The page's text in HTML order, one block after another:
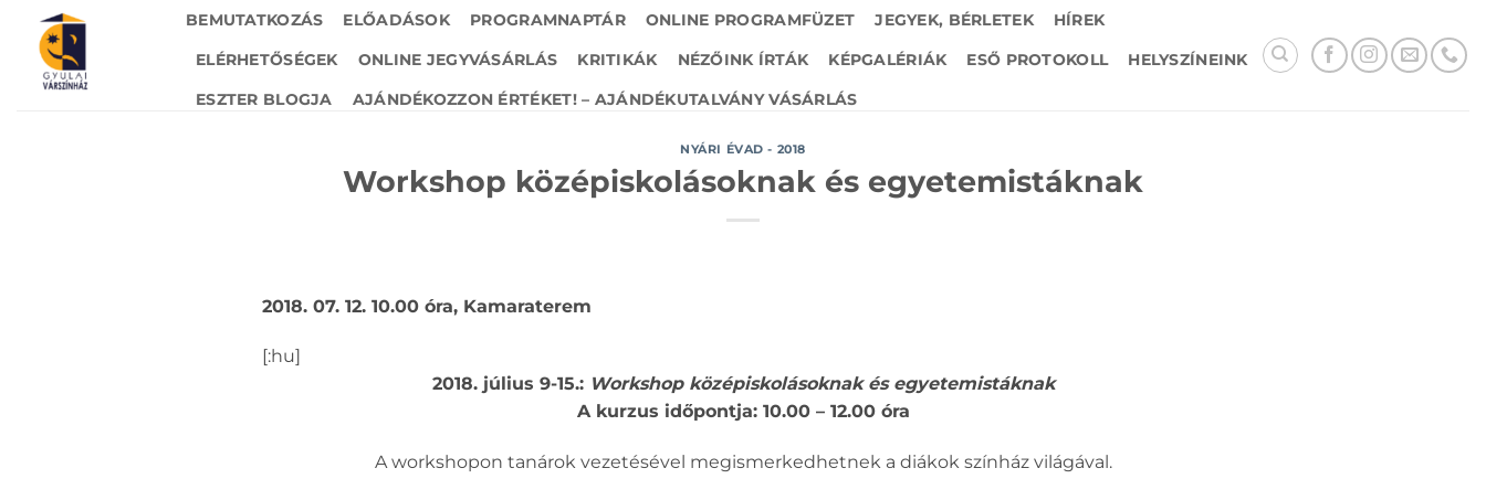
content
BEMUTATKOZÁS ELŐADÁSOK PROGRAMNAPTÁR ONLINE PROGRAMFÜZET JEGYEK, BÉRLETEK
HÍREK
ELÉRHETŐSÉGEK
ONLINE JEGYVÁSÁRLÁS KRITIKÁK NÉZŐINK ÍRTÁK KÉPGALÉRIÁK ESŐ PROTOKOLL
HELYSZÍNEINK
ESZTER BLOGJA
AJÁNDÉKOZZON ÉRTÉKET! – AJÁNDÉKUTALVÁNY VÁSÁRLÁS
NYÁRI ÉVAD - 2018
Workshop középiskolásoknak és egyetemistáknak
2018. 07. 12. 10.00 óra, Kamaraterem
[:hu]
2018. július 9-15.: Workshop középiskolásoknak és egyetemistáknak
A kurzus időpontja: 10.00 – 12.00 óra
A workshopon tanárok vezetésével megismerkedhetnek a diákok színház világával.